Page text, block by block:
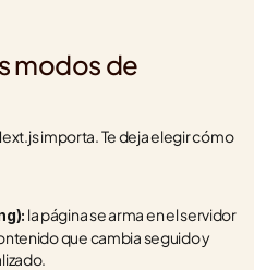
modos de
importa. Te deja elegir cómo
la página se arma en el servidor
que cambia seguido y